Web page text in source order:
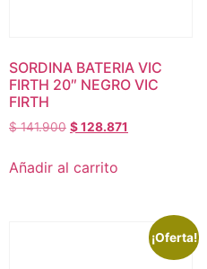
SORDINA BATERIA VIC
FIRTH 20″ NEGRO VIC
FIRTH
$141.900 $128.871
Añadir al carrito
¡Oferta!